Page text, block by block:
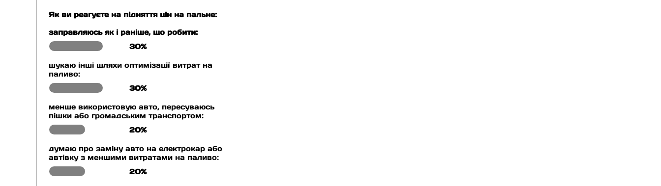
Як ви реагуєте на підняття цін на пальне:
заправляюсь як і раніше, що робити:
30%
шукаю інші шляхи оптимізації витрат на
паливо:
30%
менше використовую авто, пересуваюсь
пішки або громадським транспортом:
20%
думаю про заміну авто на електрокар або
автівку з меншими витратами на паливо:
20%